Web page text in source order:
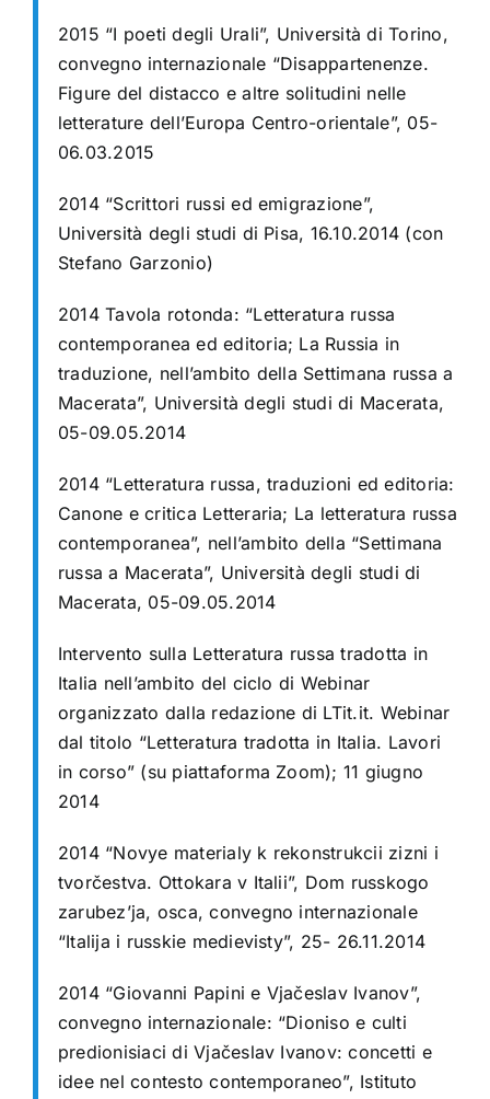
2015 “I poeti degli Urali”, Università di Torino,
convegno internazionale “Disappartenenze.
Figure del distacco e altre solitudini nelle
letterature dell’Europa Centro-orientale”, 05-
06.03.2015
2014 “Scrittori russi ed emigrazione”,
Università degli studi di Pisa, 16.10.2014 (con
Stefano Garzonio)
2014 Tavola rotonda: “Letteratura russa
contemporanea ed editoria; La Russia in
traduzione, nell’ambito della Settimana russa a
Macerata”, Università degli studi di Macerata,
05-09.05.2014
2014 “Letteratura russa, traduzioni ed editoria:
Canone e critica Letteraria; La letteratura russa
contemporanea”, nell’ambito della “Settimana
russa a Macerata”, Università degli studi di
Macerata, 05-09.05.2014
Intervento sulla Letteratura russa tradotta in
Italia nell’ambito del ciclo di Webinar
organizzato dalla redazione di LTit.it. Webinar
dal titolo “Letteratura tradotta in Italia. Lavori
in corso” (su piattaforma Zoom); 11 giugno
2014
2014 “Novye materialy k rekonstrukcii zizni i
tvorčestva. Ottokara v Italii”, Dom russkogo
zarubez’ja, osca, convegno internazionale
“Italija i russkie medievisty”, 25- 26.11.2014
2014 “Giovanni Papini e Vjačeslav Ivanov”,
convegno internazionale: “Dioniso e culti
predionisiaci di Vjačeslav Ivanov: concetti e
idee nel contesto contemporaneo”, Istituto